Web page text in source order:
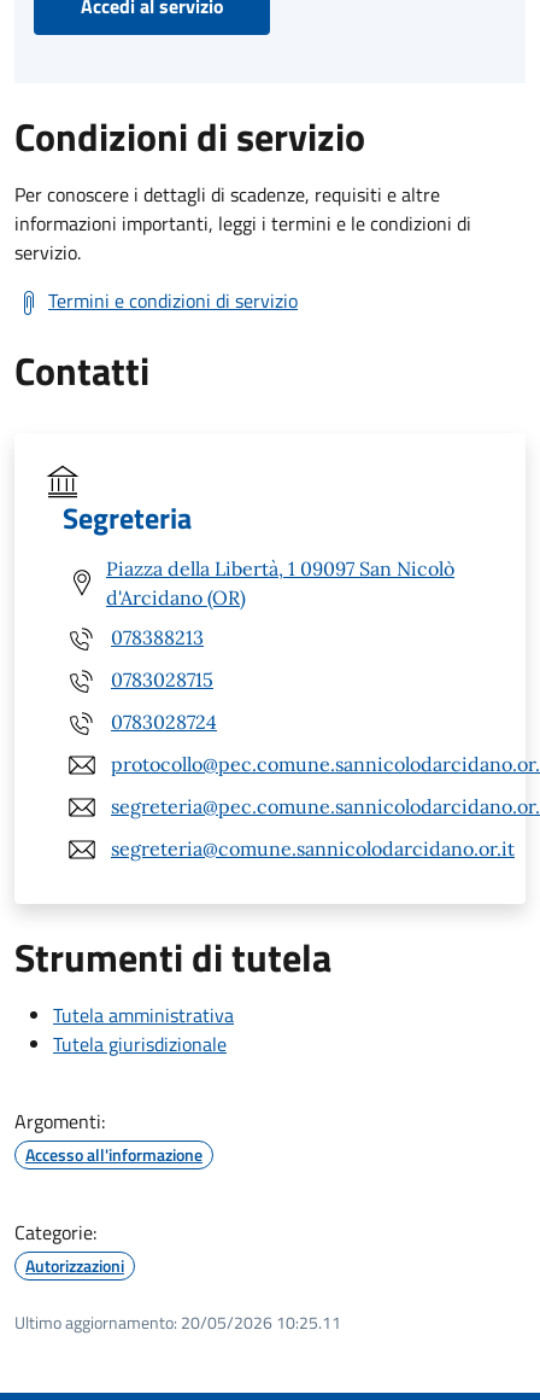
Condizioni di servizio
Per conoscere i dettagli di scadenze, requisiti e altre
informazioni importanti, leggi i termini e le condizioni di
servizio.
Termini e condizioni di servizio
Contatti
Segreteria
Piazza della Libertà, 1 09097 San Nicolò
d'Arcidano (OR)
078388213
0783028715
0783028724
segreteria@comune.sannicolodarcidano.or.it
Strumenti di tutela
Tutela amministrativa
Tutela giurisdizionale
Argomenti:
Accesso all'informazione
Categorie:
Autorizzazioni
Ultimo aggiornamento: 20/05/2026 10:25.11